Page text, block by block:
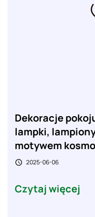
Dekoracje
lampki,
motywem
 2025-06-06
Czytaj więcej